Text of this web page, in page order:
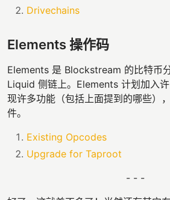
Drivechains
Elements 操作码
Elements 是 Blockstream 的比特币
Liquid 侧链上。Elements 计划加入
现许多功能（包括上面提到的哪些）
件。
Existing Opcodes
Upgrade for Taproot
- - -